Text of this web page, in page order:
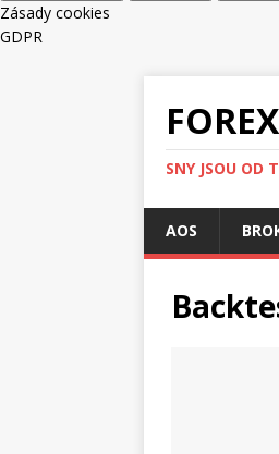
Zásady cookies
GDPR
SNY JSOU OD
AOS